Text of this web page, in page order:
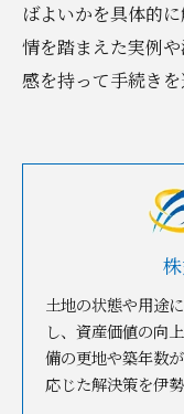
ばよいかを具体的
情を踏まえた実例
感を持って手続きを
土地の状態や用途
し、資産価値の向
備の更地や築年数
応じた解決策を伊